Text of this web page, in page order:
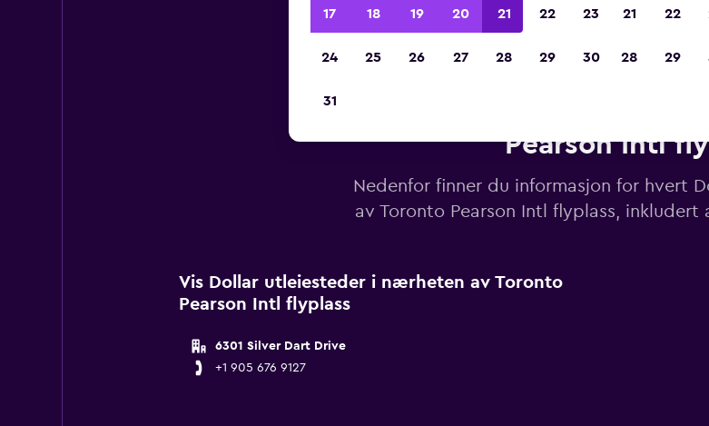
Pearson Intl
Nedenfor finner du informasjon for hvert
av Toronto Pearson Intl flyplass, inkludert
Vis Dollar utleiesteder i nærheten av Toronto
Pearson Intl flyplass
6301 Silver Dart Drive
+1 905 676 9127
17 18 19 20 21 22 23
24 25 26 27 28 29 30
31
21 22
28 29